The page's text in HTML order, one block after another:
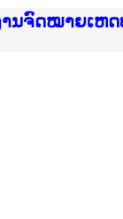
Lao PDR
ຍເຫດທາງລັ
ນຈົດໝາຍເຫ
ນການຈັດຕັ້ງປ
ານວຽກງານ
ານວຽກງານ
ລາວ ແລະ ເວັ
ລາວ ແລະ ເວັ
ດໝາຍເຫດທາ
ນຈົດໝາຍເຫດ